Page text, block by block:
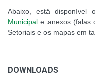
Abaixo, está disponível
Municipal e anexos (falas
Setoriais e os mapas em
DOWNLOADS